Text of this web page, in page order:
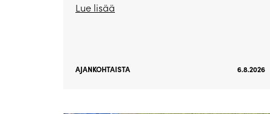
Lue lisää
AJANKOHTAISTA 6.8.2026